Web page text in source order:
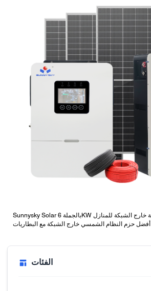
Sunnysky Solar بالجملة 6KW نظام الطاقة الشمسية خارج الشبكة للمنازل
أفضل حزم النظام الشمسي خارج الشبكة مع البطاريات
الفئات